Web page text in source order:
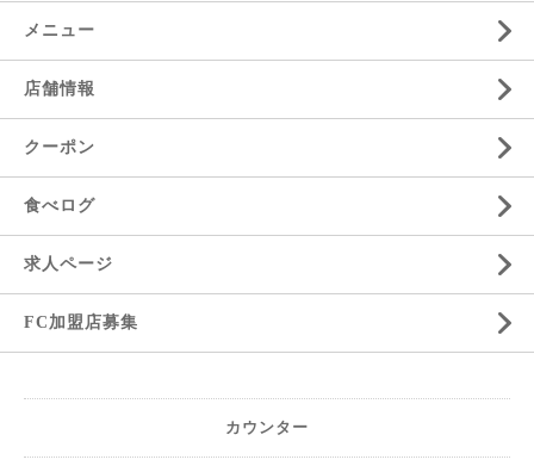
メニュー
店舗情報
クーポン
食べログ
求人ページ
FC加盟店募集
カウンター